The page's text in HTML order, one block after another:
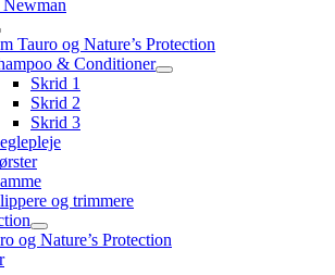
Tauro og Nature’s Protection
& Conditioner
Skrid 1
Skrid 2
Skrid 3
og trimmere
og Nature’s Protection